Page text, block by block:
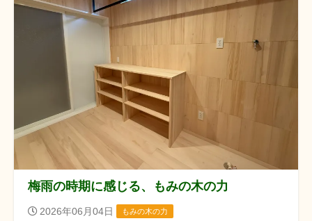
梅雨の時期に感じる、もみの木の力
2026年06月04日 もみの木の力